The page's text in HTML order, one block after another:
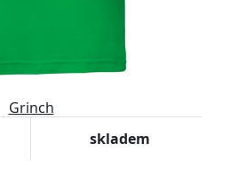
Grinch
skladem